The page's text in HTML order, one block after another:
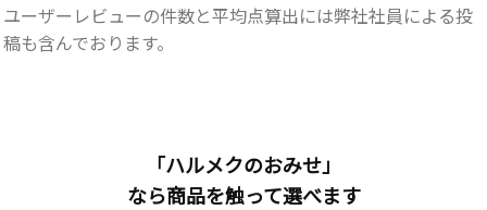
ユーザーレビューの件数と平均点算出には弊社社員による投
稿も含んでおります。
「ハルメクのおみせ」
なら商品を触って選べます